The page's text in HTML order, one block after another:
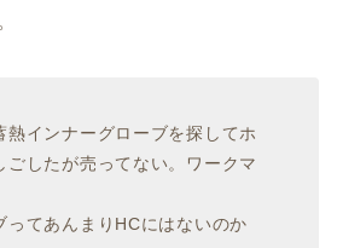
熱インナーグローブを探してホ
ごしたが売ってない。ワークマ
ってあんまりHCにはないのか